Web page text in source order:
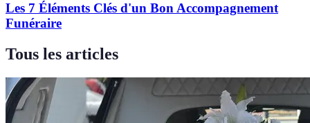
Les 7 Éléments Clés d'un Bon Accompagnement
Funéraire
Tous les articles